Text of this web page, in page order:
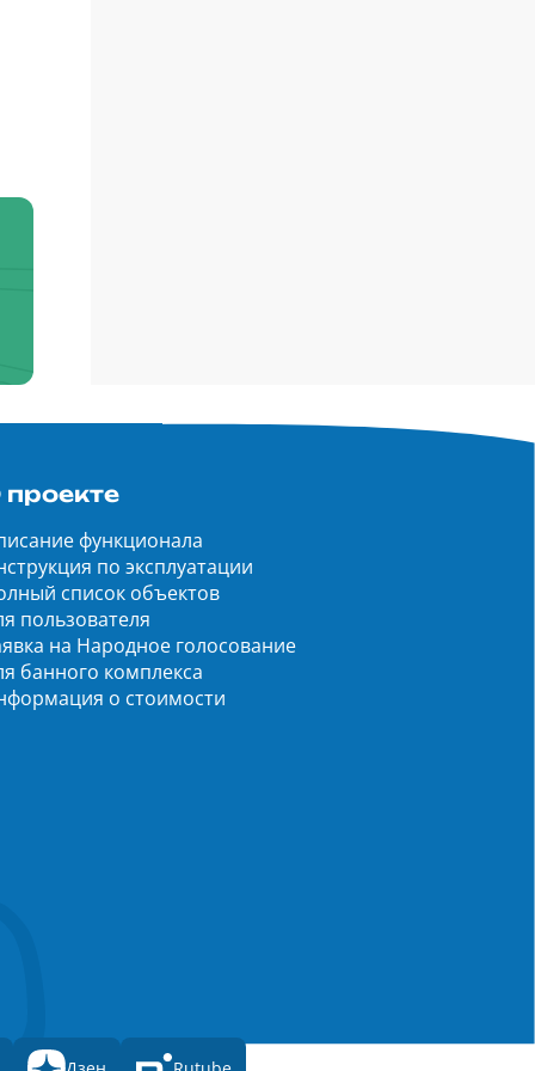
проекте
функционала
по эксплуатации
список объектов
пользователя
на Народное голосование
банного комплекса
о стоимости